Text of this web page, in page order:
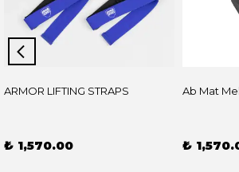
ARMOR LIFTING STRAPS
₺ 1,570.00
Ab Mat
₺